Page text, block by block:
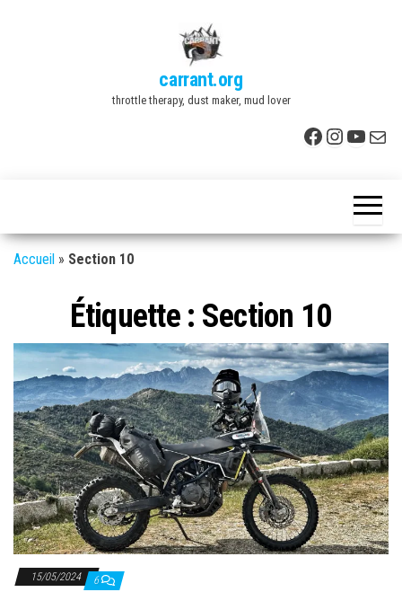
carrant.org
throttle therapy, dust maker, mud lover
Facebook
E-
Accueil » Section 10
Étiquette : Section 10
15/05/2024 6